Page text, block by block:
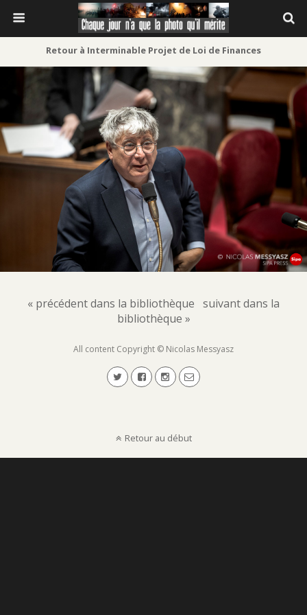
Retour à Interminable Projet de Loi de Finances
« précédent dans la bibliothèque suivant dans la
bibliothèque »
All content Copyright © Nicolas Messyasz
Retour au début